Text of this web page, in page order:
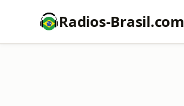
Radios-Brasil.com